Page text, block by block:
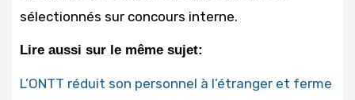
sélectionnés sur concours interne.
Lire aussi sur le même sujet:
L’ONTT réduit son personnel à l’étranger et ferme